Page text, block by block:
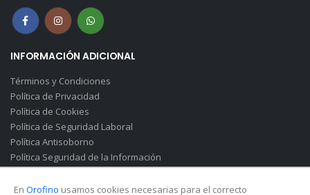
INFORMACIÓN ADICIONAL
Términos y Condiciones
Política de Privacidad
Política de Cookies
Política de Seguridad Laboral
Política Antisoborno
Política Seguridad de la Información
Canal de Denuncias(Soborno)
En Orofino usamos cookies necesarias para el correcto